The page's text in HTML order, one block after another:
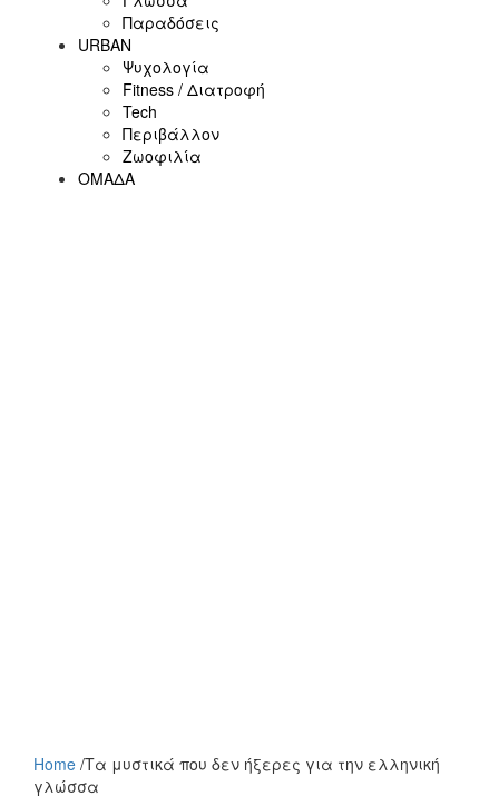
Παραδόσεις
URBAN
Ψυχολογία
Fitness / Διατροφή
Tech
Περιβάλλον
Ζωοφιλία
ΟΜΑΔΑ
Home /Τα μυστικά που δεν ήξερες για την ελληνική
γλώσσα